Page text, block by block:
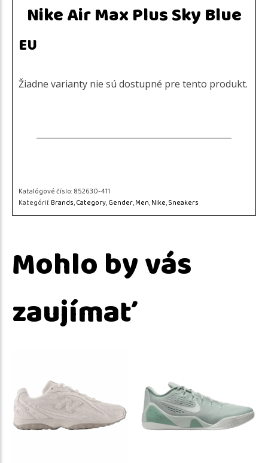
Nike Air Max Plus Sky Blue
EU
Žiadne varianty nie sú dostupné pre tento produkt.
Katalógové číslo:852630-411
Kategórií:Brands,Category,Gender,Men,Nike,Sneakers
Mohlo by vás
zaujímať